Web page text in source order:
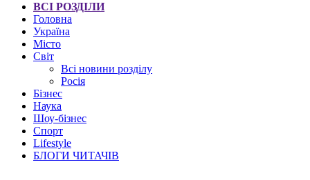
ВСІ РОЗДІЛИ
Головна
Україна
Місто
Світ
Всі новини розділу
Росія
Бізнес
Наука
Шоу-бізнес
Спорт
Lifestyle
БЛОГИ ЧИТАЧІВ